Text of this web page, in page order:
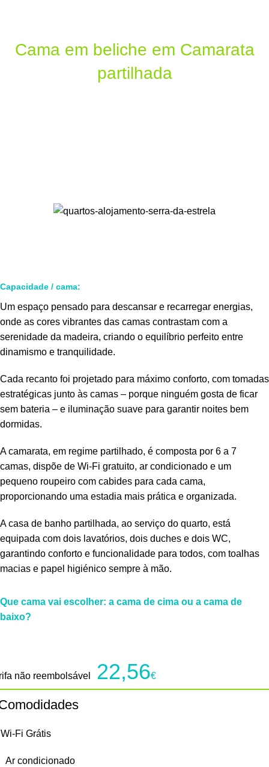
Cama em beliche em Camarata
partilhada
Capacidade / cama:
Um espaço pensado para descansar e recarregar energias,
onde as cores vibrantes das camas contrastam com a
serenidade da madeira, criando o equilíbrio perfeito entre
dinamismo e tranquilidade.
Cada recanto foi projetado para máximo conforto, com tomadas
estratégicas junto às camas – porque ninguém gosta de ficar
sem bateria – e iluminação suave para garantir noites bem
dormidas.
A camarata, em regime partilhado, é composta por 6 a 7
camas, dispõe de Wi-Fi gratuito, ar condicionado e um
pequeno roupeiro com cabides para cada cama,
proporcionando uma estadia mais prática e organizada.
A casa de banho partilhada, ao serviço do quarto, está
equipada com dois lavatórios, dois duches e dois WC,
garantindo conforto e funcionalidade para todos, com toalhas
macias e papel higiénico sempre à mão.
Que cama vai escolher: a cama de cima ou a cama de
baixo?
não reembolsável 22,56€
Fi Grátis
condicionado